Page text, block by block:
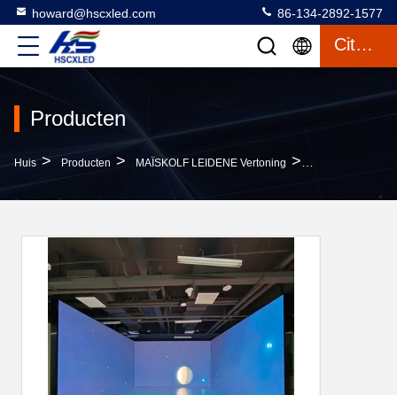
howard@hscxled.com 86-134-2892-1577
Citaat
Producten
Huis > Producten > MAÏSKOLF LEIDENE Vertoning >